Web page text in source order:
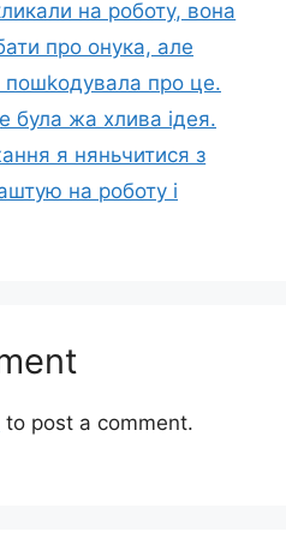
на роботу, вона
про онука, але
пошkодувала про це.
була жа хлива ідея.
я няньчитися з
на роботу і
to post a comment.